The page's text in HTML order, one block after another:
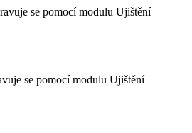
se pomocí modulu Ujištění
se pomocí modulu Ujištění